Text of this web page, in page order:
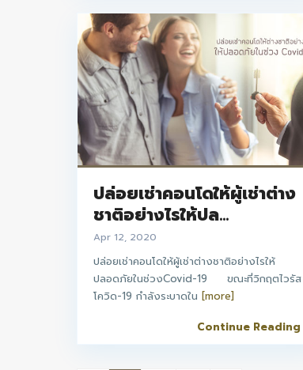
ปล่อยเช่าคอนโดให้ผู้เช่าต่าง
ชาติอย่างไรให้ปล...
Apr 12, 2020
ปล่อยเช่าคอนโดให้ผู้เช่าต่างชาติอย่างไรให้
ปลอดภัยในช่วงCovid-19 ขณะที่วิกฤตไวรัส
โควิด-19 กำลังระบาดใน [more]
Continue Reading